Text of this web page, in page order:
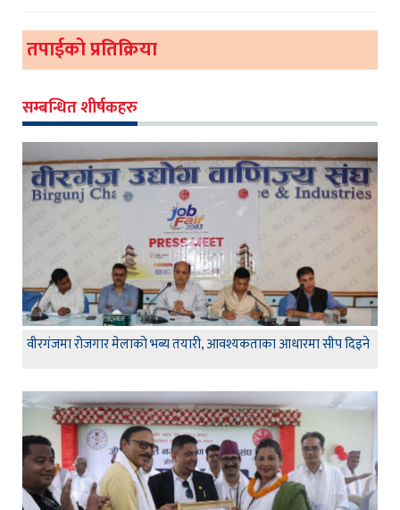
तपाईको प्रतिक्रिया
सम्बन्धित शीर्षकहरु
वीरगंजमा रोजगार मेलाको भब्य तयारी, आवश्यकताका आधारमा सीप दिइने